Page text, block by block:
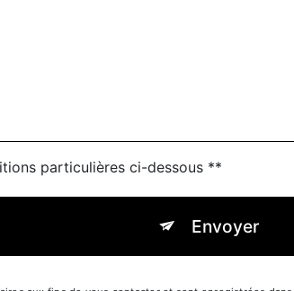
particulières ci-dessous **
Envoyer